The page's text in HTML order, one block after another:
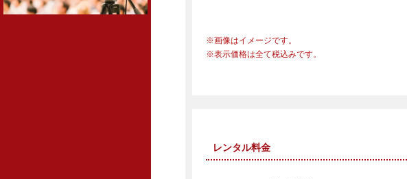
画像はイメージです。
表示価格は全て税込みです。
レンタル料金